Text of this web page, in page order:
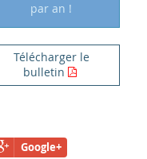
par an !
Télécharger le
bulletin
Google+